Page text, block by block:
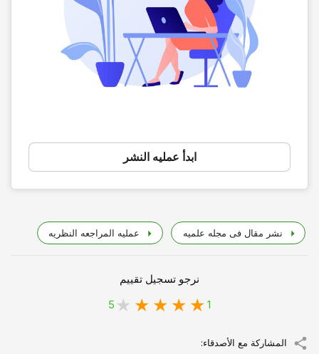
ابدأ عملیه النشر
نشر مقال فی مجله علمیه عملیه المراجعه النظریه
نرجو تسجيل تقييم
1
5
المشاركة مع الأصدقاء: